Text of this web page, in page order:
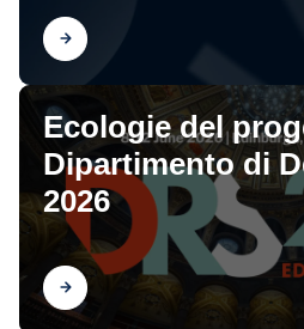
Scopri
Ecologie del
Dipartimento di
2026
Scopri